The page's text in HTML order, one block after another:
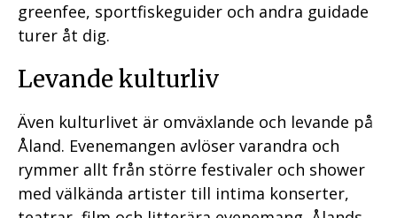
greenfee, sportfiskeguider och andra guidade
turer åt dig.
Levande kulturliv
Även kulturlivet är omväxlande och levande på
Åland. Evenemangen avlöser varandra och
rymmer allt från större festivaler och shower
med välkända artister till intima konserter,